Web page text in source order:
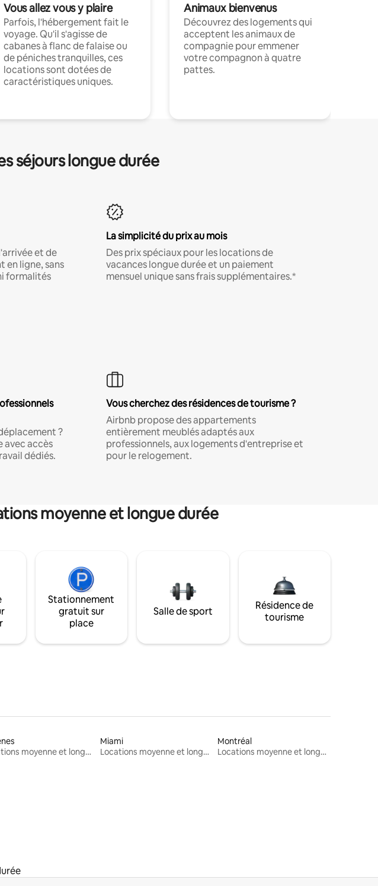
Vous allez vous y plaire
Parfois, l'hébergement fait le
voyage. Qu'il s'agisse de
cabanes à flanc de falaise ou
de péniches tranquilles, ces
locations sont dotées de
caractéristiques uniques.
Animaux bienvenus
Découvrez des logements qui
acceptent les animaux de
compagnie pour emmener
votre compagnon à quatre
pattes.
séjours longue durée
et de
en ligne, sans
formalités
La simplicité du prix au mois
Des prix spéciaux pour les locations de
vacances longue durée et un paiement
mensuel unique sans frais supplémentaires.*
?
avec accès
dédiés.
Vous cherchez des résidences de tourisme ?
Airbnb propose des appartements
entièrement meublés adaptés aux
professionnels, aux logements d'entreprise et
pour le relogement.
moyenne et longue durée
Stationnement
gratuit sur
place
Salle de sport
Résidence de
tourisme
Locations moyenne et longue durée
Miami
Locations moyenne et longue durée
Montréal
Locations moyenne et longue durée